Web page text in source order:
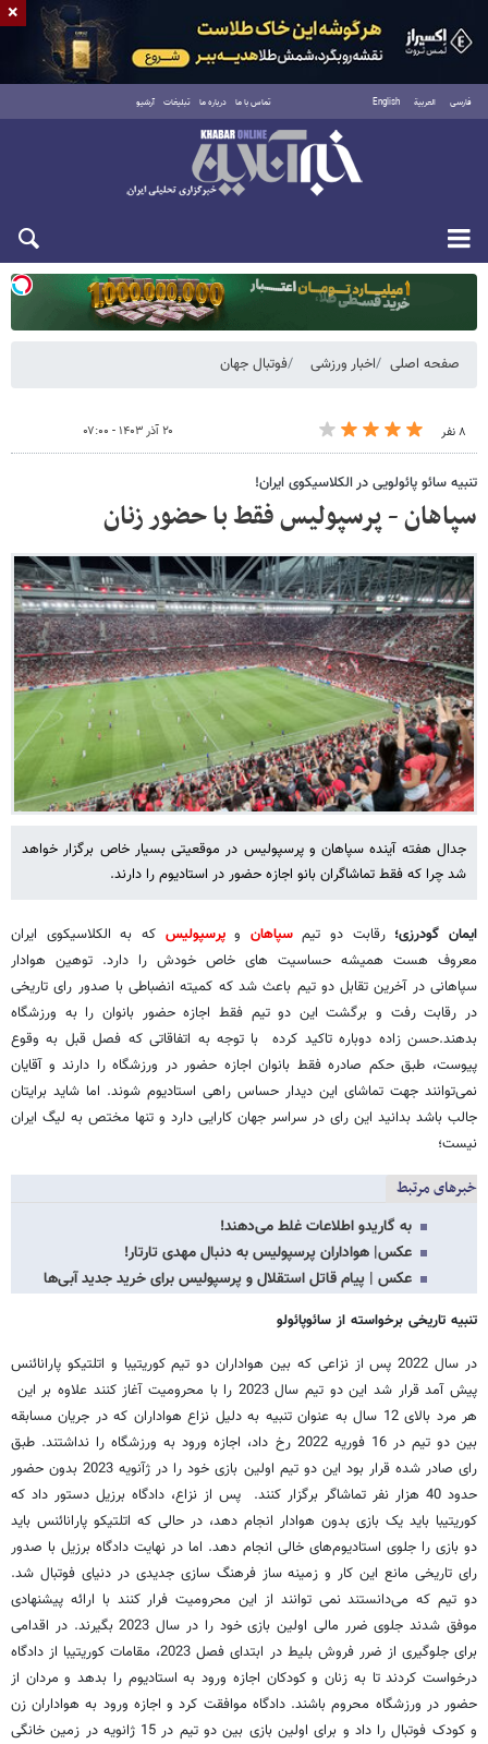
فارسی العربية English تماس با ما درباره ما تبلیغات آرشیو
یکشنبه ۱۸ مرداد ۱۴۰۵
صفحه اصلی اخبار ورزشی فوتبال جهان
۸ نفر ۲۰ آذر ۱۴۰۳ - ۰۷:۰۰
تنبیه سائو پائولویی در الکلاسیکوی ایران!
سپاهان - پرسپولیس فقط با حضور زنان
جدال هفته آینده سپاهان و پرسپولیس در موقعیتی بسیار خاص برگزار خواهد
شد چرا که فقط تماشاگران بانو اجازه حضور در استادیوم را دارند.
ایمان گودرزی؛رقابت دو تیمسپاهان وپرسپولیسکه به الکلاسیکوی ایران
معروف هست همیشه حساسیت های خاص خودش را دارد. توهین هوادار
سپاهانی در آخرین تقابل دو تیم باعث شد که کمیته انضباطی با صدور رای تاریخی
در رقابت رفت و برگشت این دو تیم فقط اجازه حضور بانوان را به ورزشگاه
بدهند.حسن زاده دوباره تاکید کرده با توجه به اتفاقاتی که فصل قبل به وقوع
پیوست، طبق حکم صادره فقط بانوان اجازه حضور در ورزشگاه را دارند و آقایان
نمی‌توانند جهت تماشای این دیدار حساس راهی استادیوم شوند. اما شاید برایتان
جالب باشد بدانید این رای در سراسر جهان کارایی دارد و تنها مختص به لیگ ایران
نیست؛
خبرهای مرتبط
به گاریدو اطلاعات غلط می‌دهند!
عکس| هواداران پرسپولیس به دنبال مهدی تارتار!
عکس | پیام قاتل استقلال و پرسپولیس برای خرید جدید آبی‌ها
تنبیه تاریخی برخواسته از سائوپائولو
در سال 2022 پس از نزاعی که بین هواداران دو تیم کوریتیبا و اتلتیکو پارانائنس
پیش آمد قرار شد این دو تیم سال 2023 را با محرومیت آغاز کنند علاوه بر این
هر مرد بالای 12 سال به عنوان تنبیه به دلیل نزاع هواداران که در جریان مسابقه
بین دو تیم در 16 فوریه 2022 رخ داد، اجازه ورود به ورزشگاه را نداشتند. طبق
رای صادر شده قرار بود این دو تیم اولین بازی خود را در ژآنویه 2023 بدون حضور
حدود 40 هزار نفر تماشاگر برگزار کنند. پس از نزاع، دادگاه برزیل دستور داد که
کوریتیبا باید یک بازی بدون هوادار انجام دهد، در حالی که اتلتیکو پارانائنس باید
دو بازی را جلوی استادیوم‌های خالی انجام دهد. اما در نهایت دادگاه برزیل با صدور
رای تاریخی مانع این کار و زمینه ساز فرهنگ سازی جدیدی در دنیای فوتبال شد.
دو تیم که می‌دانستند نمی توانند از این محرومیت فرار کنند با ارائه پیشنهادی
موفق شدند جلوی ضرر مالی اولین بازی خود را در سال 2023 بگیرند. در اقدامی
برای جلوگیری از ضرر فروش بلیط در ابتدای فصل 2023، مقامات کوریتیبا از دادگاه
درخواست کردند تا به زنان و کودکان اجازه ورود به استادیوم را بدهد و مردان از
حضور در ورزشگاه محروم باشند. دادگاه موافقت کرد و اجازه ورود به هواداران زن
و کودک فوتبال را داد و برای اولین بازی بین دو تیم در 15 ژانویه در زمین خانگی
×